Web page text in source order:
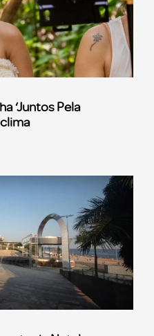
‘Juntos Pela